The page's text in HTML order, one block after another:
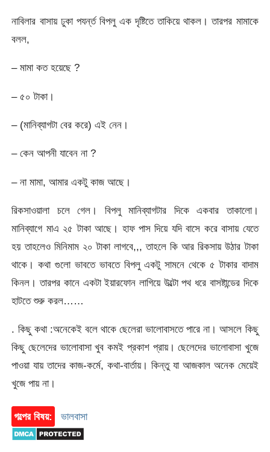
নাবিলার বাসায় ঢুকা পযর্ন্ত বিপলু এক দৃষ্টিতে তাকিয়ে থাকল। তারপর মামাকে
বলল,
– মামা কত হয়েছে ?
– ৫০ টাকা।
– (মানিব্যাগটা বের করে) এই নেন।
– কেন আপনী যাবেন না ?
– না মামা, আমার একটু কাজ আছে।
রিকসাওয়ালা চলে গেল। বিপলু মানিব্যাগটার দিকে একবার তাকালো।
মানিব্যাগে মাএ ২৫ টাকা আছে। হাফ পাস দিয়ে যদি বাসে করে বাসায় যেতে
হয় তাহলেও মিনিমাম ২০ টাকা লাগবে,,, তাহলে কি আর রিকসায় উঠার টাকা
থাকে। কথা গুলো ভাবতে ভাবতে বিপলু একটু সামনে থেকে ৫ টাকার বাদাম
কিনল। তারপর কানে একটা ইয়ারফোন লাগিয়ে উল্টো পথ ধরে বাসষ্টান্ডের দিকে
হাটতে শুরু করল……
. কিছু কথা :অনেকেই বলে থাকে ছেলেরা ভালোবাসতে পারে না। আসলে কিছু
কিছু ছেলেদের ভালোবাসা খুব কমই প্রকাশ প্রায়। ছেলেদের ভালোবাসা খুজে
পাওয়া যায় তাদের কাজ-কর্মে, কথা-বার্তায়। কিন্তু যা আজকাল অনেক মেয়েই
খুজে পায় না।
গল্পের বিষয়: ভালবাসা